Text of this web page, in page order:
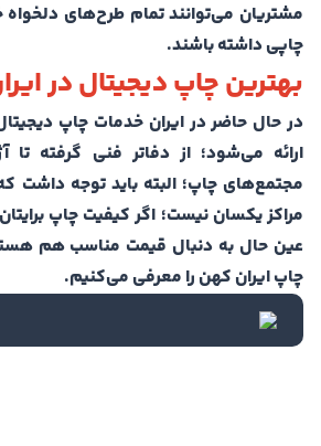
مشتریان می‌توانند تمام طرح‌های دلخواه
چاپی داشته باشند.
بهترین چاپ دیجیتال در
در حال حاضر در ایران خدمات چاپ
ارائه می‌شود؛ از دفاتر فنی گرفته تا
مجتمع‌های چاپ؛ البته باید توجه داشت
مراکز یکسان نیست؛ اگر کیفیت چاپ
عین حال به دنبال قیمت مناسب هم
چاپ ایران کهن را معرفی می‌کنیم.